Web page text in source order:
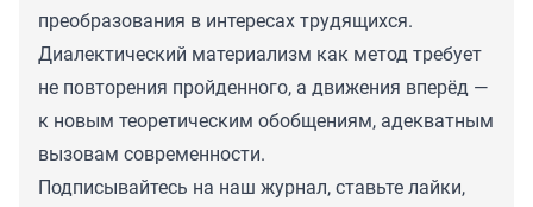
преобразования в интересах трудящихся.
Диалектический материализм как метод требует
не повторения пройденного, а движения вперёд —
к новым теоретическим обобщениям, адекватным
вызовам современности.
Подписывайтесь на наш журнал, ставьте лайки,